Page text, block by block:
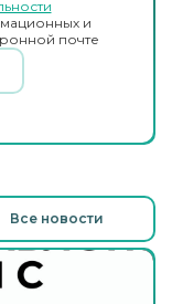
и
почте
Все новости